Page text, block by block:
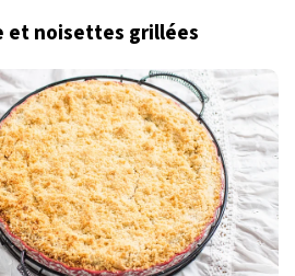
et noisettes grillées